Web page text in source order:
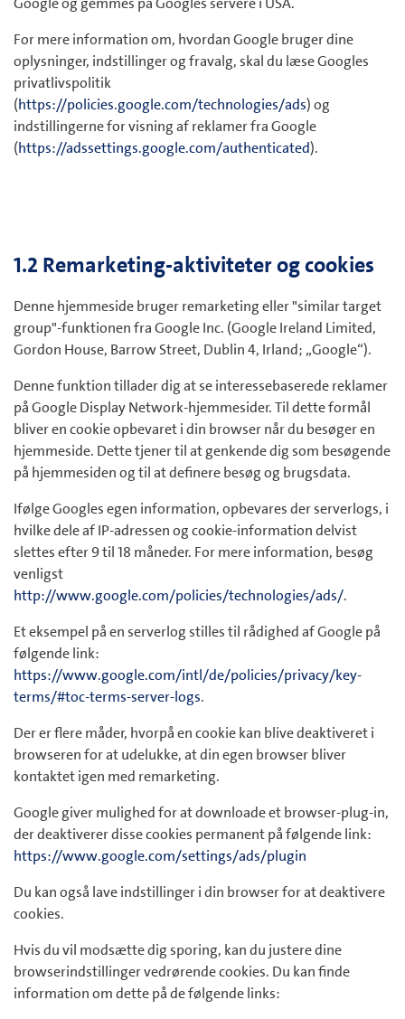
For mere information om, hvordan Google bruger dine
oplysninger, indstillinger og fravalg, skal du læse Googles
privatlivspolitik
(https://policies.google.com/technologies/ads) og
indstillingerne for visning af reklamer fra Google
(https://adssettings.google.com/authenticated).
1.2 Remarketing-aktiviteter og cookies
Denne hjemmeside bruger remarketing eller "similar target
group"-funktionen fra Google Inc. (Google Ireland Limited,
Gordon House, Barrow Street, Dublin 4, Irland; „Google“).
Denne funktion tillader dig at se interessebaserede reklamer
på Google Display Network-hjemmesider. Til dette formål
bliver en cookie opbevaret i din browser når du besøger en
hjemmeside. Dette tjener til at genkende dig som besøgende
på hjemmesiden og til at definere besøg og brugsdata.
Ifølge Googles egen information, opbevares der serverlogs, i
hvilke dele af IP-adressen og cookie-information delvist
slettes efter 9 til 18 måneder. For mere information, besøg
venligst
http://www.google.com/policies/technologies/ads/.
Et eksempel på en serverlog stilles til rådighed af Google på
følgende link:
https://www.google.com/intl/de/policies/privacy/key-
terms/#toc-terms-server-logs.
Der er flere måder, hvorpå en cookie kan blive deaktiveret i
browseren for at udelukke, at din egen browser bliver
kontaktet igen med remarketing.
Google giver mulighed for at downloade et browser-plug-in,
der deaktiverer disse cookies permanent på følgende link:
https://www.google.com/settings/ads/plugin
Du kan også lave indstillinger i din browser for at deaktivere
cookies.
Hvis du vil modsætte dig sporing, kan du justere dine
browserindstillinger vedrørende cookies. Du kan finde
information om dette på de følgende links: